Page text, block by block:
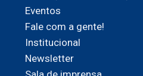
Eventos
Fale com a gente!
Institucional
Newsletter